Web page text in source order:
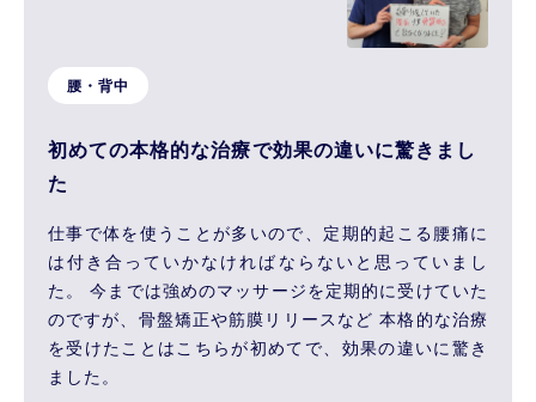
腰・背中
初めての本格的な治療で効果の違いに驚きまし
た
仕事で体を使うことが多いので、定期的起こる腰痛に
は付き合っていかなければならないと思っていまし
た。 今までは強めのマッサージを定期的に受けていた
のですが、骨盤矯正や筋膜リリースなど 本格的な治療
を受けたことはこちらが初めてで、効果の違いに驚き
ました。